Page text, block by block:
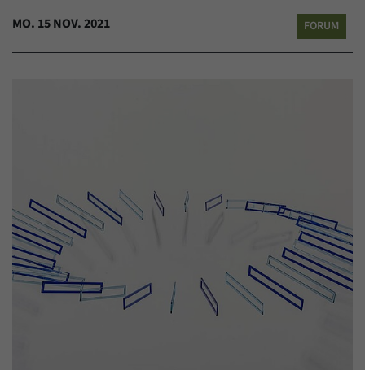
MO. 15 NOV. 2021 FORUM